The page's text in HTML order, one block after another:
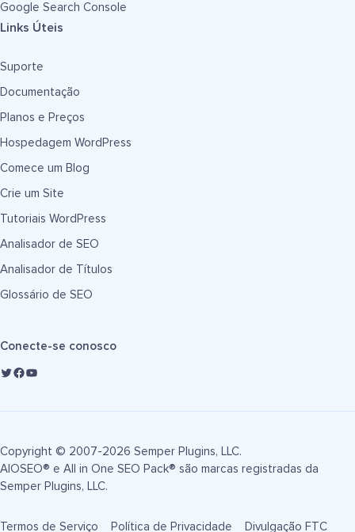
Google Search Console
Links Úteis
Suporte
Documentação
Planos e Preços
Hospedagem WordPress
Comece um Blog
Crie um Site
Tutoriais WordPress
Analisador de SEO
Analisador de Títulos
Glossário de SEO
Conecte-se conosco
Copyright © 2007-2026 Semper Plugins, LLC.
AIOSEO® e All in One SEO Pack® são marcas registradas da
Semper Plugins, LLC.
Termos de Serviço Política de Privacidade Divulgação FTC